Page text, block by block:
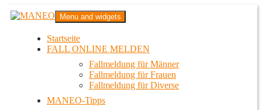
Zum
InhaltMANEO
Das schwule Anti-Gewalt-Projekt in Berlin
Menu and widgets
Startseite
FALL ONLINE MELDEN
Fallmeldung für Männer
Fallmeldung für Frauen
Fallmeldung für Diverse
MANEO-Tipps